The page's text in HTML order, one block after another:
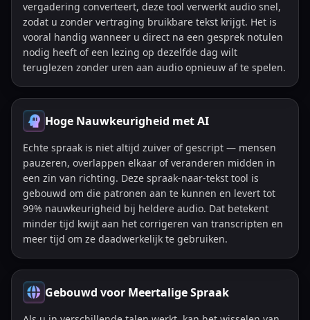
vergadering converteert, deze tool verwerkt audio snel,
zodat u zonder vertraging bruikbare tekst krijgt. Het is
vooral handig wanneer u direct na een gesprek notulen
nodig heeft of een lezing op dezelfde dag wilt
teruglezen zonder uren aan audio opnieuw af te spelen.
Hoge Nauwkeurigheid met AI
Echte spraak is niet altijd zuiver of gescript — mensen
pauzeren, overlappen elkaar of veranderen midden in
een zin van richting. Deze spraak-naar-tekst tool is
gebouwd om die patronen aan te kunnen en levert tot
99% nauwkeurigheid bij heldere audio. Dat betekent
minder tijd kwijt aan het corrigeren van transcripten en
meer tijd om ze daadwerkelijk te gebruiken.
Gebouwd voor Meertalige Spraak